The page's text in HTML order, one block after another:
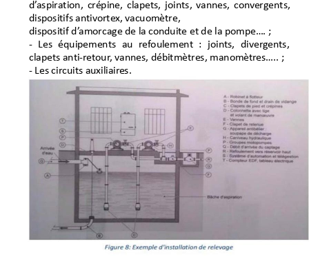
d’aspiration, crépine, clapets, joints, vannes, convergents,
dispositifs antivortex, vacuomètre,
dispositif d’amorcage de la conduite et de la pompe…. ;
‐ Les équipements au refoulement : joints, divergents,
clapets anti‐retour, vannes, débitmètres, manomètres….. ;
‐ Les circuits auxiliaires.